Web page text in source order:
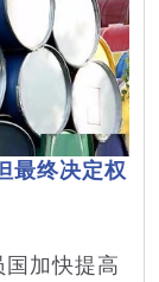
最终决定权
加快提高